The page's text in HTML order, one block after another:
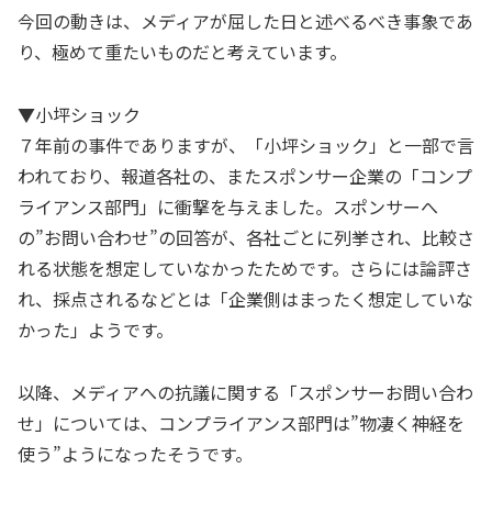
今回の動きは、メディアが屈した日と述べるべき事象であ
り、極めて重たいものだと考えています。
▼小坪ショック
７年前の事件でありますが、「小坪ショック」と一部で言
われており、報道各社の、またスポンサー企業の「コンプ
ライアンス部門」に衝撃を与えました。スポンサーへ
の”お問い合わせ”の回答が、各社ごとに列挙され、比較さ
れる状態を想定していなかったためです。さらには論評さ
れ、採点されるなどとは「企業側はまったく想定していな
かった」ようです。
以降、メディアへの抗議に関する「スポンサーお問い合わ
せ」については、コンプライアンス部門は”物凄く神経を
使う”ようになったそうです。